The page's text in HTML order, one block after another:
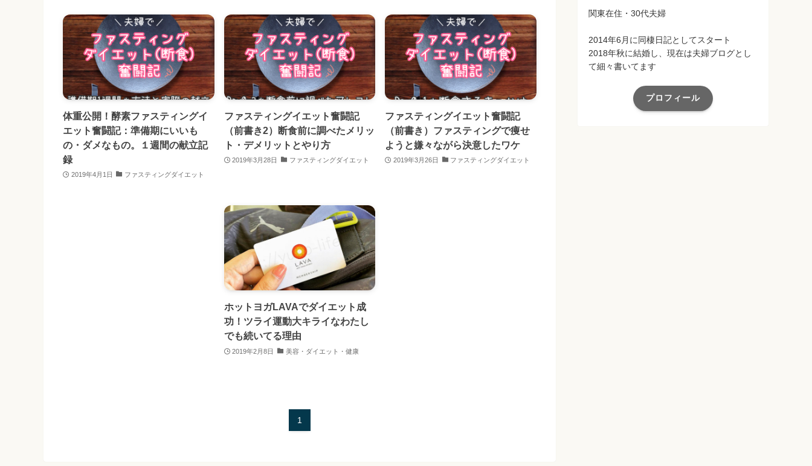
体重公開！酵素ファスティングイ
エット奮闘記：準備期にいいも
の・ダメなもの。１週間の献立記
録
2019年4月1日 ファスティングダイエット
ファスティングイエット奮闘記
（前書き2）断食前に調べたメリッ
ト・デメリットとやり方
2019年3月28日 ファスティングダイエット
ファスティングイエット奮闘記
（前書き）ファスティングで痩せ
ようと嫌々ながら決意したワケ
2019年3月26日 ファスティングダイエット
ホットヨガLAVAでダイエット成
功！ツライ運動大キライなわたし
でも続いてる理由
2019年2月8日 美容・ダイエット・健康
1
関東在住・30代夫婦
2014年6月に同棲日記としてスタート
2018年秋に結婚し、現在は夫婦ブログとし
て細々書いてます
プロフィール